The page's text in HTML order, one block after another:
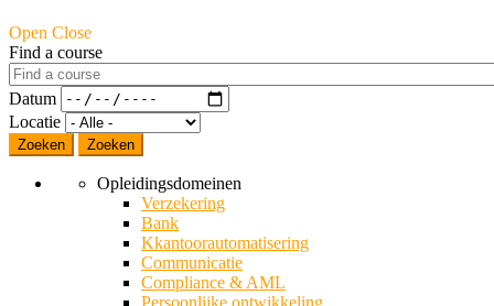
Open Close
Find a course
Datum
Locatie
Zoeken
Opleidingsdomeinen
Verzekering
Bank
Kkantoorautomatisering
Communicatie
Compliance & AML
Persoonlijke ontwikkeling